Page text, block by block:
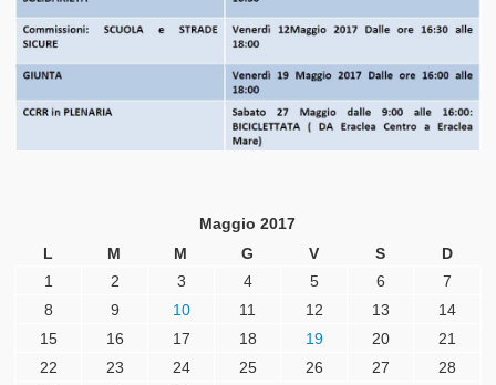
Maggio 2017
L
M M G V S
D
1
2 3 4 5 6
7
8
9 10 11 12 13
14
15
16 17 18 19 20
21
22
23 24 25 26 27
28